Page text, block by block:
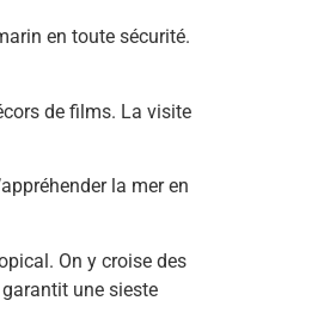
en toute sécurité.
de films. La visite
la mer en
On y croise des
une sieste